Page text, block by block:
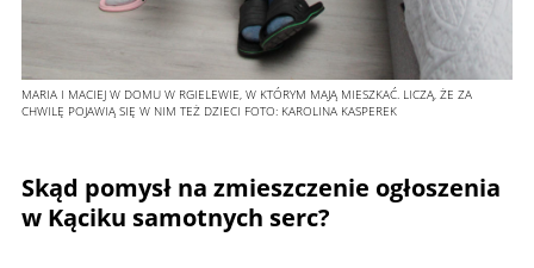
MARIA I MACIEJ W DOMU W RGIELEWIE, W KTÓRYM MAJĄ MIESZKAĆ. LICZĄ, ŻE ZA
CHWILĘ POJAWIĄ SIĘ W NIM TEŻ DZIECI FOTO: KAROLINA KASPEREK
Skąd pomysł na zmieszczenie ogłoszenia
w Kąciku samotnych serc?